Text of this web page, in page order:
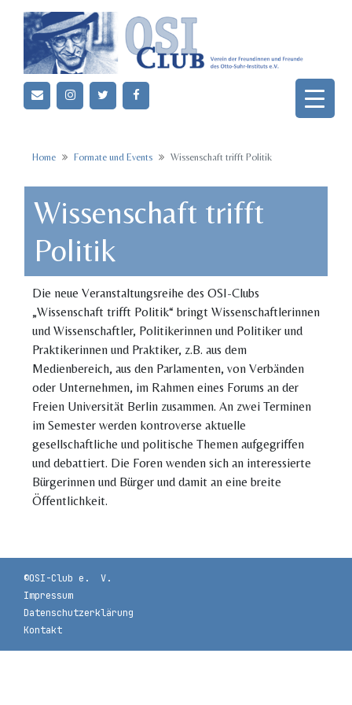
content
Home Formate und Events Wissenschaft trifft Politik
Wissenschaft trifft
Politik
Die neue Veranstaltungsreihe des OSI-Clubs
„Wissenschaft trifft Politik“ bringt Wissenschaftlerinnen
und Wissenschaftler, Politikerinnen und Politiker und
Praktikerinnen und Praktiker, z.B. aus dem
Medienbereich, aus den Parlamenten, von Verbänden
oder Unternehmen, im Rahmen eines Forums an der
Freien Universität Berlin zusammen. An zwei Terminen
im Semester werden kontroverse aktuelle
gesellschaftliche und politische Themen aufgegriffen
und debattiert. Die Foren wenden sich an interessierte
Bürgerinnen und Bürger und damit an eine breite
Öffentlichkeit.
©OSI-Club e. V.
Impressum
Datenschutzerklärung
Kontakt